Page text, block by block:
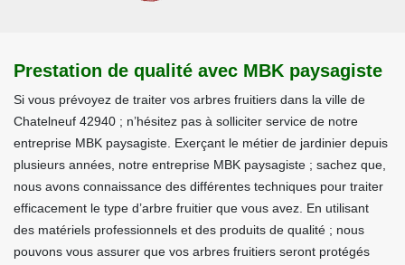
Prestation de qualité avec MBK paysagiste
Si vous prévoyez de traiter vos arbres fruitiers dans la ville de
Chatelneuf 42940 ; n’hésitez pas à solliciter service de notre
entreprise MBK paysagiste. Exerçant le métier de jardinier depuis
plusieurs années, notre entreprise MBK paysagiste ; sachez que,
nous avons connaissance des différentes techniques pour traiter
efficacement le type d’arbre fruitier que vous avez. En utilisant
des matériels professionnels et des produits de qualité ; nous
pouvons vous assurer que vos arbres fruitiers seront protégés